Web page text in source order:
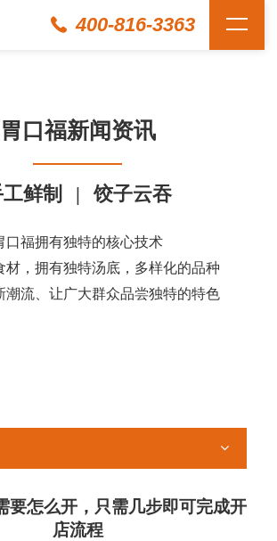
400-816-3363
胃口福新闻资讯
鲜制 | 饺子云吞
口福拥有独特的核心技术
材，拥有独特汤底，多样化的品种
潮流、让广大群众品尝独特的特色
要怎么开，只需几步即可完成开
店流程